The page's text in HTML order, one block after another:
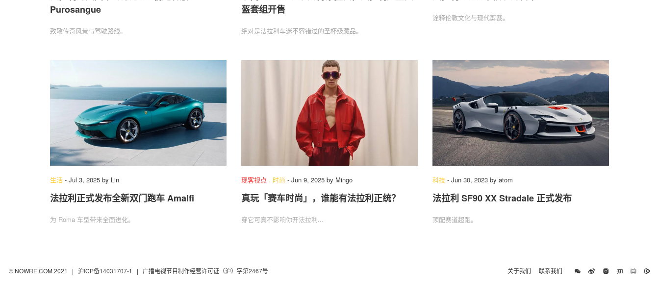
Purosangue
致敬传奇风景与驾驶路线。
盔套组开售
绝对是法拉利车迷不容错过的圣杯级藏品。
诠释伦敦文化与现代剪裁。
生活 - Jul 3, 2025 by Lin
法拉利正式发布全新双门跑车 Amalfi
为 Roma 车型带来全面进化。
现客视点 . 时尚 - Jun 9, 2025 by Mingo
真玩「赛车时尚」，谁能有法拉利正统？
穿它可真不影响你开法拉利...
科技 - Jun 30, 2023 by atom
法拉利 SF90 XX Stradale 正式发布
顶配赛道超跑。
© NOWRE.COM 2021 | 沪ICP备14031707-1 | 广播电视节目制作经营许可证（沪）字第2467号 关于我们 联系我们